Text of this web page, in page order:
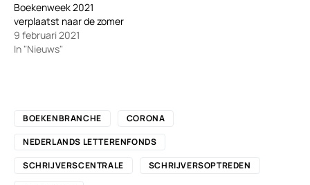
Boekenweek 2021
verplaatst naar de zomer
9 februari 2021
In "Nieuws"
BOEKENBRANCHE
CORONA
NEDERLANDS LETTERENFONDS
SCHRIJVERSCENTRALE
SCHRIJVERSOPTREDEN